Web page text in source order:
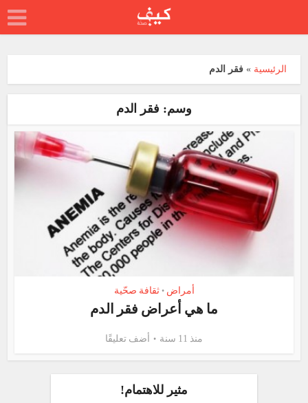
الرئيسية »فقر الدم
وسم: فقر الدم
أمراض • ثقافة صحّية
ما هي أعراض فقر الدم
منذ 11 سنة أضف تعليقًا
مثير للاهتمام!